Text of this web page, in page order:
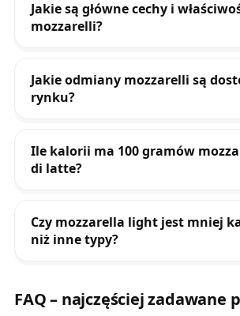
Jakie są główne cechy i
mozzarelli?
Jakie odmiany mozzarelli są
rynku?
Ile kalorii ma 100 gramów
di latte?
Czy mozzarella light jest mniej
niż inne typy?
FAQ – najczęściej zadawane